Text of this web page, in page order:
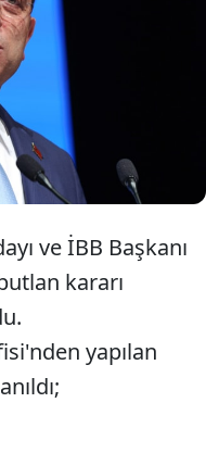
butlan kararı yok
CHP’ye yapılan bir
demokrasiye,
Anayasal düzeni
ve İBB Başkanı
kararı
yapılan